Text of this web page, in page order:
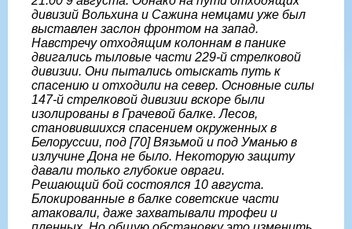
дивизий Вольхина и Сажина немцами уже был
выставлен заслон фронтом на запад.
Навстречу отходящим колоннам в панике
двигались тыловые части 229-й стрелковой
дивизии. Они пытались отыскать путь к
спасению и отходили на север. Основные силы
147-й стрелковой дивизии вскоре были
изолированы в Грачевой балке. Лесов,
становившихся спасением окруженных в
Белоруссии, под [70] Вязьмой и под Уманью в
излучине Дона не было. Некоторую защиту
давали только глубокие овраги.
Решающий бой состоялся 10 августа.
Блокированные в балке советские части
атаковали, даже захватывали трофеи и